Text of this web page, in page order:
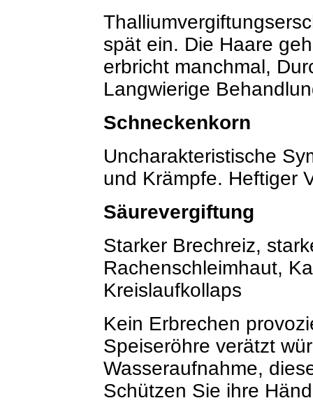
spät ein. Die Haare
erbricht manchmal,
Langwierige
Schneckenkorn
Uncharakteristische
und Krämpfe. Heftiger
Säurevergiftung
Starker Brechreiz,
Rachenschleimhaut,
Kreislaufkollaps
Kein Erbrechen
Speiseröhre verätzt
Wasseraufnahme,
Schützen Sie ihre